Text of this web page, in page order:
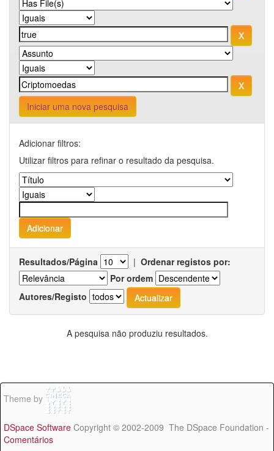
Iniciar uma nova pesquisa
Adicionar filtros:
Utilizar filtros para refinar o resultado da pesquisa.
Resultados/Página | Ordenar registos por:
Por ordem
Autores/Registo
A pesquisa não produziu resultados.
Theme by
DSpace Software Copyright © 2002-2009 The DSpace Foundation -
Comentários